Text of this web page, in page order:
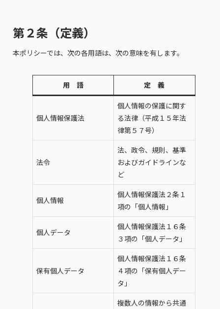
第２条（定義）
本ポリシーでは、次の各⽤語は、次の意味を有します。
用 語 定 義
個人情報保護法
個人情報の保護に関す
る法律（平成１５年法
律第５７号）
法令
法、政令、規則、基準
およびガイドラインな
ど
個人情報
個人情報保護法２条１
項の「個人情報」
個人データ
個人情報保護法１６条
３項の「個人データ」
保有個人データ
個人情報保護法１６条
４項の「保有個人デー
タ」
複数人の情報から共通